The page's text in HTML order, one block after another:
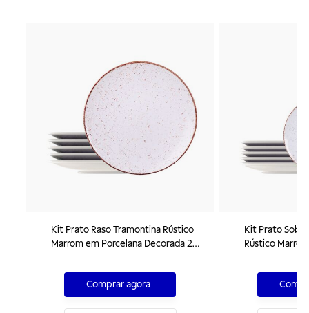
Kit Prato Raso Tramontina Rústico
Marrom em Porcelana Decorada 28
Comprar agora
Kit Prato
Rústico